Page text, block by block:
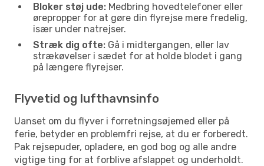
Bloker støj ude: Medbring hovedtelefoner eller
ørepropper for at gøre din flyrejse mere fredelig,
især under natrejser.
Stræk dig ofte: Gå i midtergangen, eller lav
strækøvelser i sædet for at holde blodet i gang
på længere flyrejser.
Flyvetid og lufthavnsinfo
Uanset om du flyver i forretningsøjemed eller på
ferie, betyder en problemfri rejse, at du er forberedt.
Pak rejsepuder, opladere, en god bog og alle andre
vigtige ting for at forblive afslappet og underholdt.